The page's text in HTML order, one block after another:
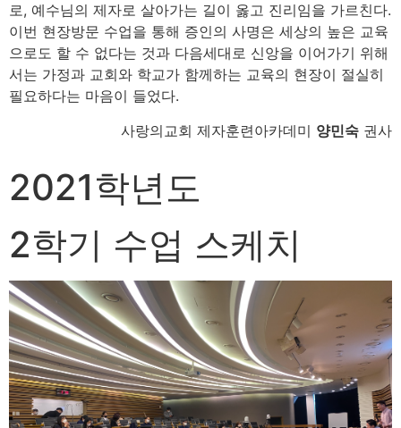
로, 예수님의 제자로 살아가는 길이 옳고 진리임을 가르친다.
이번 현장방문 수업을 통해 증인의 사명은 세상의 높은 교육
으로도 할 수 없다는 것과 다음세대로 신앙을 이어가기 위해
서는 가정과 교회와 학교가 함께하는 교육의 현장이 절실히
필요하다는 마음이 들었다.
사랑의교회 제자훈련아카데미 양민숙 권사
2021학년도
2학기 수업 스케치